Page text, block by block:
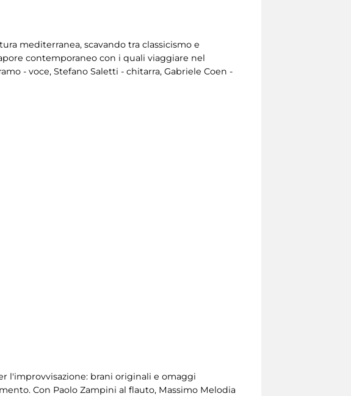
mediterranea, scavando tra classicismo e
contemporaneo con i quali viaggiare nel
- voce, Stefano Saletti - chitarra, Gabriele Coen -
l'improvvisazione: brani originali e omaggi
Con Paolo Zampini al flauto, Massimo Melodia